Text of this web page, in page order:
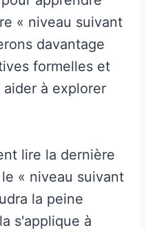
« niveau suivant
davantage
formelles et
à explorer
lire la dernière
« niveau suivant
la peine
s'applique à